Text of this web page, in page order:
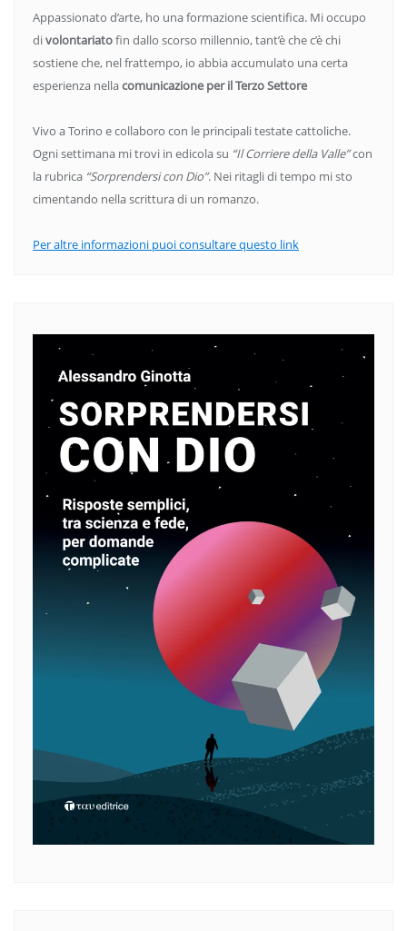
Appassionato d’arte, ho una formazione scientifica. Mi occupo
divolontariatofin dallo scorso millennio, tant’è che c’è chi
sostiene che, nel frattempo, io abbia accumulato una certa
esperienza nellacomunicazione per il Terzo Settore
Vivo a Torino e collaboro con le principali testate cattoliche.
Ogni settimana mi trovi in edicola su “Il Corriere della Valle”con
la rubrica “Sorprendersi con Dio”. Nei ritagli di tempo mi sto
cimentando nella scrittura di un romanzo.
Per altre informazioni puoi consultare questo link